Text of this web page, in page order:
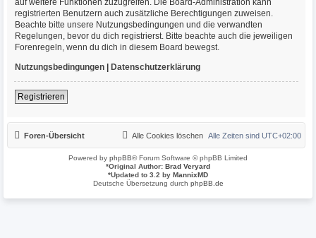
registrierten Benutzern auch zusätzliche Berechtigungen zuweisen.
Beachte bitte unsere Nutzungsbedingungen und die verwandten
Regelungen, bevor du dich registrierst. Bitte beachte auch die jeweiligen
Forenregeln, wenn du dich in diesem Board bewegst.
Nutzungsbedingungen | Datenschutzerklärung
Registrieren
Foren-Übersicht Alle Zeiten sind UTC+02:00
Alle Cookies löschen
Powered by phpBB® Forum Software © phpBB Limited
*Original Author: Brad Veryard
*Updated to 3.2 by MannixMD
Deutsche Übersetzung durch phpBB.de